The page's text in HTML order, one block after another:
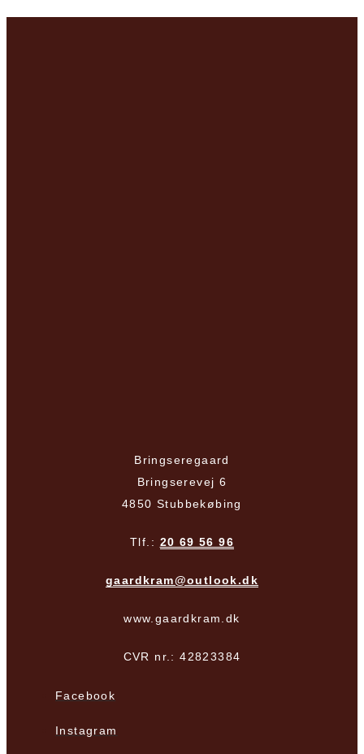
Bringseregaard
Bringserevej 6
4850 Stubbekøbing
Tlf.: 20 69 56 96
gaardkram@outlook.dk
www.gaardkram.dk
CVR nr.: 42823384
Facebook
Instagram